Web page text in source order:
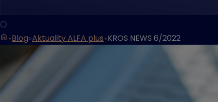
Blog Aktuality ALFA plus KROS NEWS 6/2022